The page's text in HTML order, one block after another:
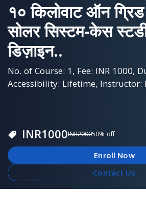
१० किलोवाट ऑन
सोलर सिस्टम-केस
डिज़ाइन..
No. of Course: 1, Fee: INR 1000,
Accessibility: Lifetime, Instructor:
INR1000INR200050% off
Enroll Now
Contact Us